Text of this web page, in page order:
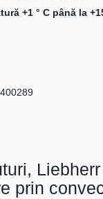
+1 ° C până la
prin